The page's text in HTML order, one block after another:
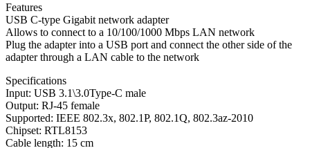
Features
USB C-type Gigabit network adapter
Allows to connect to a 10/100/1000 Mbps LAN network
Plug the adapter into a USB port and connect the other side of the
adapter through a LAN cable to the network
Specifications
Input: USB 3.1\3.0Type-C male
Output: RJ-45 female
Supported: IEEE 802.3x, 802.1P, 802.1Q, 802.3az-2010
Chipset: RTL8153
Cable length: 15 cm